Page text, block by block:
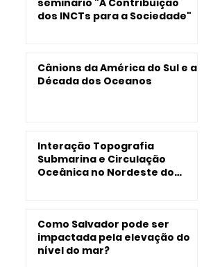
seminário "A Contribuição
dos INCTs para a Sociedade"
Cânions da América do Sul e a
Década dos Oceanos
Interação Topografia
Submarina e Circulação
Oceânica no Nordeste do
Como Salvador pode ser
impactada pela elevação do
nível do mar?